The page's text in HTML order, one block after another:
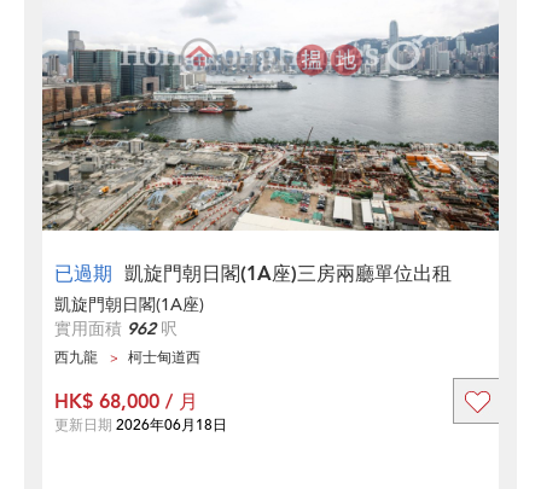
已過期 凱旋門朝日閣(1A座)三房兩廳單位出租
凱旋門朝日閣(1A座)
實用面積 962呎
西九龍 柯士甸道西
HK$ 68,000 / 月
更新日期 2026年06月18日